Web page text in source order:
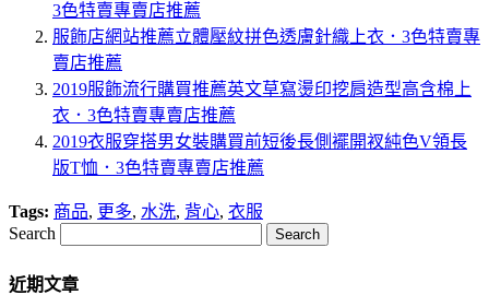
3色特賣專賣店推薦
服飾店網站推薦立體壓紋拼色透膚針織上衣．3色特賣專
賣店推薦
2019服飾流行購買推薦英文草寫燙印挖肩造型高含棉上
衣．3色特賣專賣店推薦
2019衣服穿搭男女裝購買前短後長側襬開衩純色V領長
版T恤．3色特賣專賣店推薦
Tags: 商品, 更多, 水洗, 背心, 衣服
Search
近期文章